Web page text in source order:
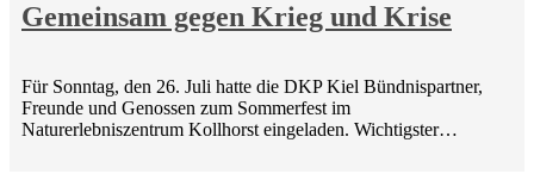
Gemeinsam gegen Krieg und Krise
Für Sonntag, den 26. Juli hatte die DKP Kiel Bündnispartner,
Freunde und Genossen zum Sommerfest im
Naturerlebniszentrum Kollhorst eingeladen. Wichtigster…